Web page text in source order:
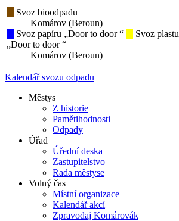
Svoz bioodpadu
Komárov (Beroun)
Svoz papíru „Door to door “
Svoz plastu
„Door to door “
Komárov (Beroun)
Kalendář svozu odpadu
Městys
Z historie
Pamětihodnosti
Odpady
Úřad
Úřední deska
Zastupitelstvo
Rada městyse
Volný čas
Místní organizace
Kalendář akcí
Zpravodaj Komárovák